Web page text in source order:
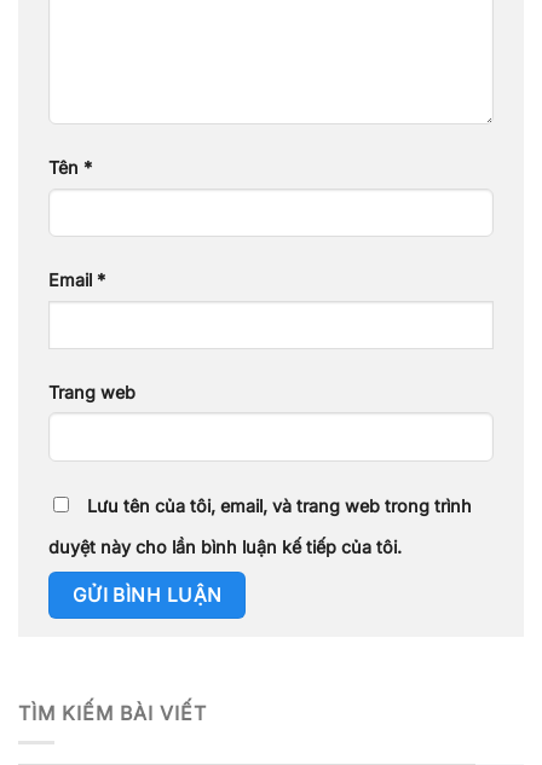
Tên *
Email *
Trang web
Lưu tên của tôi, email, và trang web trong trình
duyệt này cho lần bình luận kế tiếp của tôi.
TÌM KIẾM BÀI VIẾT